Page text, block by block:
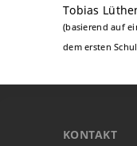
Tobias
(basierend auf
dem ersten
KONTAKT